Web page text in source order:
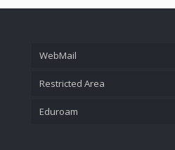
WebMail
Restricted Area
Eduroam